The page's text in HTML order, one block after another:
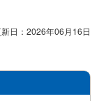
日：2026年06月16日